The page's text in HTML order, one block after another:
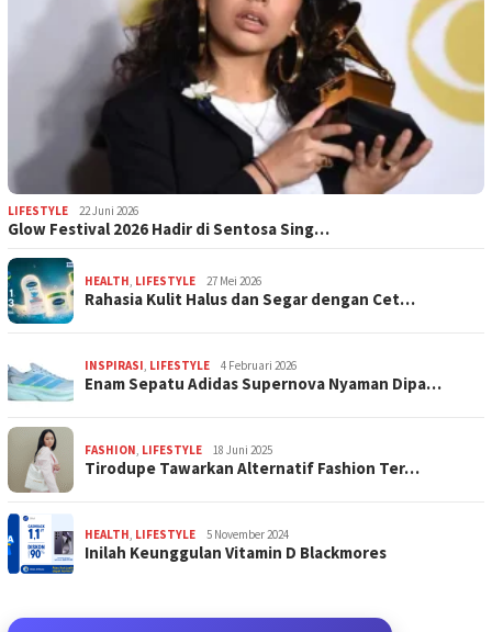
LIFESTYLE 22 Juni 2026
Glow Festival 2026 Hadir di Sentosa Sing…
HEALTH, LIFESTYLE 27 Mei 2026
Rahasia Kulit Halus dan Segar dengan Cet…
INSPIRASI, LIFESTYLE 4 Februari 2026
Enam Sepatu Adidas Supernova Nyaman Dipa…
FASHION, LIFESTYLE 18 Juni 2025
Tirodupe Tawarkan Alternatif Fashion Ter…
HEALTH, LIFESTYLE 5 November 2024
Inilah Keunggulan Vitamin D Blackmores